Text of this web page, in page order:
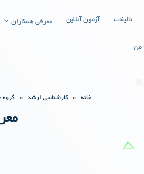
تالیفات آزمون آنلاین معرفی همکاران
من
خانه » کارشناسی ارشد » گروه